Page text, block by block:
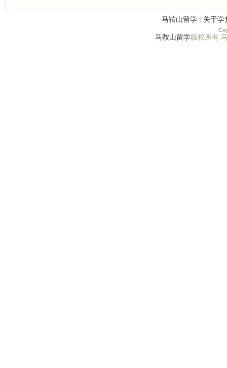
马鞍山留学 | 关于学
马鞍山留学版权所有